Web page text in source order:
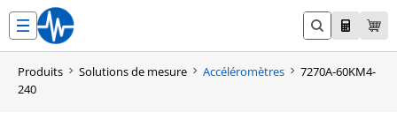
contenu
Produits Solutions de mesure Accéléromètres
7270A-60KM4-
240